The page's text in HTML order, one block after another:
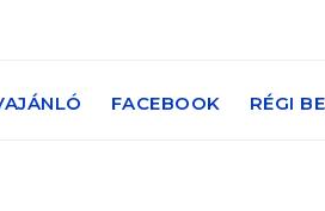
FACEBOOK RÉGI